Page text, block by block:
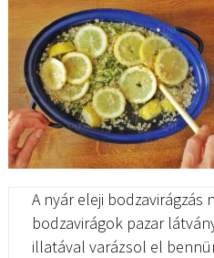
A nyár eleji bodzavirágzás
bodzavirágok pazar
illatával varázsol el